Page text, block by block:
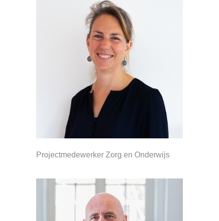
Projectmedewerker Zorg en Onderwijs